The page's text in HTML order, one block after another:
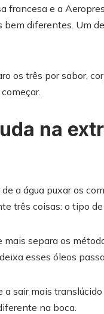
francesa e a
bem diferentes. Um
os três por sabor,
na
a água puxar os
três coisas: o tipo
mais separa os
esses óleos
a sair mais
na boca.